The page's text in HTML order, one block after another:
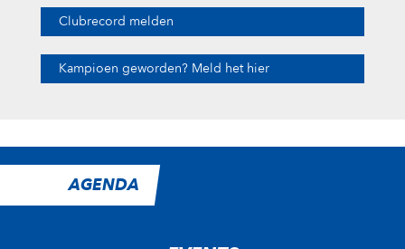
Clubrecord melden
Kampioen geworden? Meld het hier
AGENDA